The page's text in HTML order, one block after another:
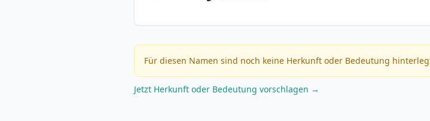
Für diesen Namen sind noch keine Herkunft oder Bedeutung
Jetzt Herkunft oder Bedeutung vorschlagen →